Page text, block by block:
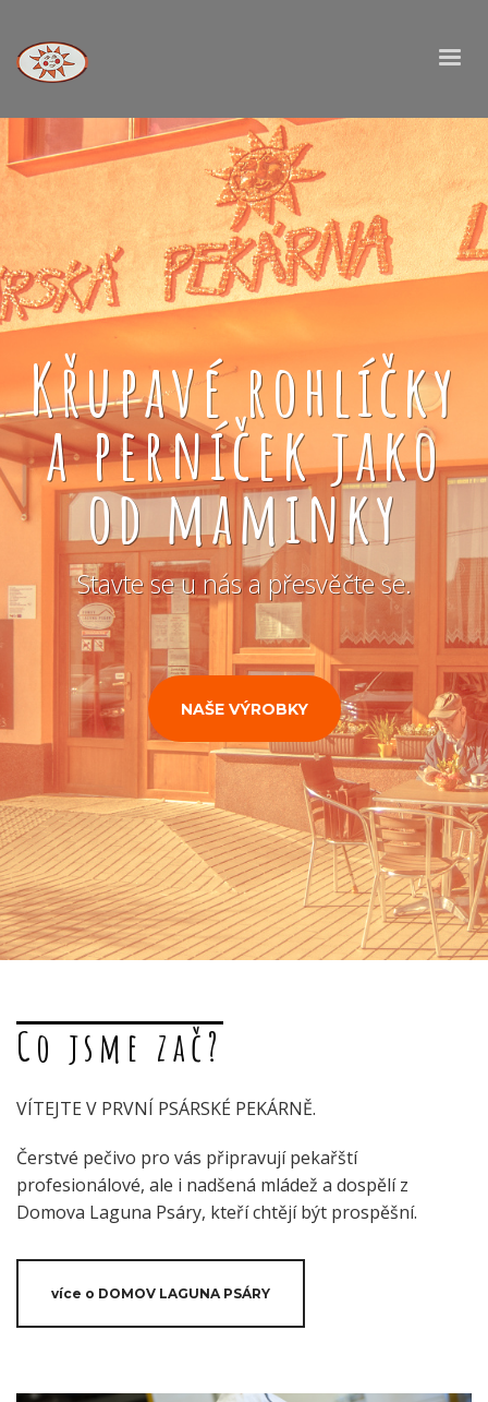
Křupavé rohlíčky
a perníček jako
od maminky
Stavte se u nás a přesvěčte se.
NAŠE VÝROBKY
Co jsme zač?
VÍTEJTE V PRVNÍ PSÁRSKÉ PEKÁRNĚ.
Čerstvé pečivo pro vás připravují pekařští
profesionálové, ale i nadšená mládež a dospělí z
Domova Laguna Psáry, kteří chtějí být prospěšní.
více o DOMOV LAGUNA PSÁRY